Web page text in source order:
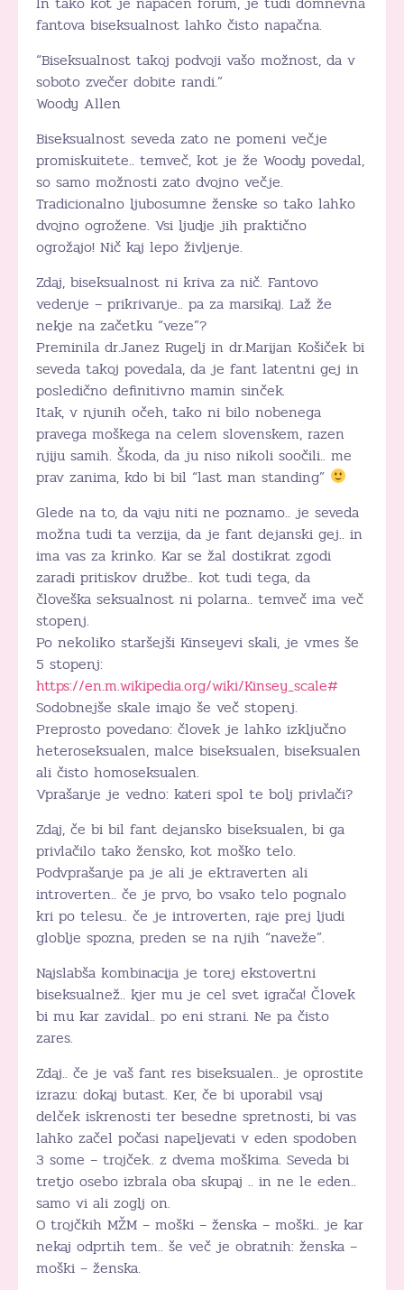
fantova biseksualnost lahko čisto napačna.
“Biseksualnost takoj podvoji vašo možnost, da v
soboto zvečer dobite randi.”
Woody Allen
Biseksualnost seveda zato ne pomeni večje
promiskuitete.. temveč, kot je že Woody povedal,
so samo možnosti zato dvojno večje.
Tradicionalno ljubosumne ženske so tako lahko
dvojno ogrožene. Vsi ljudje jih praktično
ogrožajo! Nič kaj lepo življenje.
Zdaj, biseksualnost ni kriva za nič. Fantovo
vedenje – prikrivanje.. pa za marsikaj. Laž že
nekje na začetku “veze”?
Preminila dr.Janez Rugelj in dr.Marijan Košiček bi
seveda takoj povedala, da je fant latentni gej in
posledično definitivno mamin sinček.
Itak, v njunih očeh, tako ni bilo nobenega
pravega moškega na celem slovenskem, razen
njiju samih. Škoda, da ju niso nikoli soočili.. me
prav zanima, kdo bi bil “last man standing”
Glede na to, da vaju niti ne poznamo.. je seveda
možna tudi ta verzija, da je fant dejanski gej.. in
ima vas za krinko. Kar se žal dostikrat zgodi
zaradi pritiskov družbe.. kot tudi tega, da
človeška seksualnost ni polarna.. temveč ima več
stopenj.
Po nekoliko staršejši Kinseyevi skali, je vmes še
5 stopenj:
https://en.m.wikipedia.org/wiki/Kinsey_scale#
Sodobnejše skale imajo še več stopenj.
Preprosto povedano: človek je lahko izključno
heteroseksualen, malce biseksualen, biseksualen
ali čisto homoseksualen.
Vprašanje je vedno: kateri spol te bolj privlači?
Zdaj, če bi bil fant dejansko biseksualen, bi ga
privlačilo tako žensko, kot moško telo.
Podvprašanje pa je ali je ektraverten ali
introverten.. če je prvo, bo vsako telo pognalo
kri po telesu.. če je introverten, raje prej ljudi
globlje spozna, preden se na njih “naveže”.
Najslabša kombinacija je torej ekstovertni
biseksualnež.. kjer mu je cel svet igrača! Človek
bi mu kar zavidal.. po eni strani. Ne pa čisto
zares.
Zdaj.. če je vaš fant res biseksualen.. je oprostite
izrazu: dokaj butast. Ker, če bi uporabil vsaj
delček iskrenosti ter besedne spretnosti, bi vas
lahko začel počasi napeljevati v eden spodoben
3 some – trojček.. z dvema moškima. Seveda bi
tretjo osebo izbrala oba skupaj .. in ne le eden..
samo vi ali zoglj on.
O trojčkih MŽM – moški – ženska – moški.. je kar
nekaj odprtih tem.. še več je obratnih: ženska –
moški – ženska.